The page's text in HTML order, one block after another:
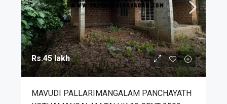
Rs.45 lakh
MAVUDI PALLARIMANGALAM PANCHAYATH